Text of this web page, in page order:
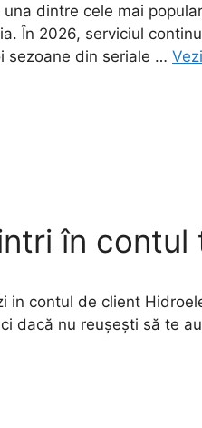
dintre cele mai
În 2026, serviciul
sezoane din seriale …
în contul
in contul de client
dacă nu reușești să te